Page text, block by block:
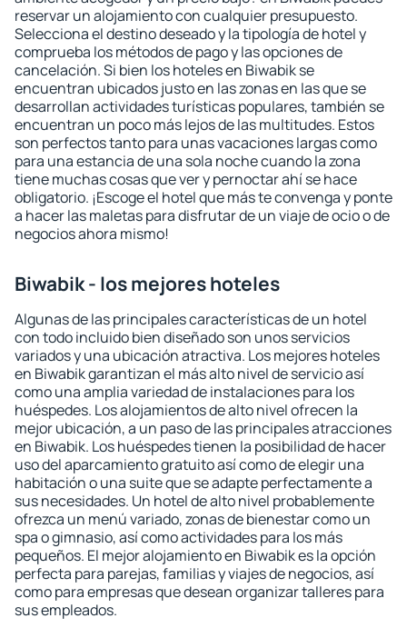
reservar un alojamiento con cualquier presupuesto.
Selecciona el destino deseado y la tipología de hotel y
comprueba los métodos de pago y las opciones de
cancelación. Si bien los hoteles en Biwabik se
encuentran ubicados justo en las zonas en las que se
desarrollan actividades turísticas populares, también se
encuentran un poco más lejos de las multitudes. Estos
son perfectos tanto para unas vacaciones largas como
para una estancia de una sola noche cuando la zona
tiene muchas cosas que ver y pernoctar ahí se hace
obligatorio. ¡Escoge el hotel que más te convenga y ponte
a hacer las maletas para disfrutar de un viaje de ocio o de
negocios ahora mismo!
Biwabik - los mejores hoteles
Algunas de las principales características de un hotel
con todo incluido bien diseñado son unos servicios
variados y una ubicación atractiva. Los mejores hoteles
en Biwabik garantizan el más alto nivel de servicio así
como una amplia variedad de instalaciones para los
huéspedes. Los alojamientos de alto nivel ofrecen la
mejor ubicación, a un paso de las principales atracciones
en Biwabik. Los huéspedes tienen la posibilidad de hacer
uso del aparcamiento gratuito así como de elegir una
habitación o una suite que se adapte perfectamente a
sus necesidades. Un hotel de alto nivel probablemente
ofrezca un menú variado, zonas de bienestar como un
spa o gimnasio, así como actividades para los más
pequeños. El mejor alojamiento en Biwabik es la opción
perfecta para parejas, familias y viajes de negocios, así
como para empresas que desean organizar talleres para
sus empleados.